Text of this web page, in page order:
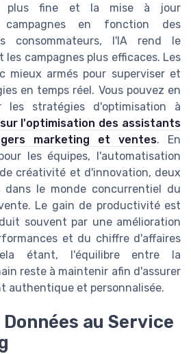
plus fine et la mise à jour
campagnes en fonction des
consommateurs, l'IA rend le
les campagnes plus efficaces. Les
mieux armés pour superviser et
en temps réel. Vous pouvez en
les stratégies d'optimisation à
l'optimisation des assistants
marketing et ventes. En
les équipes, l'automatisation
créativité et d'innovation, deux
dans le monde concurrentiel du
Le gain de productivité est
souvent par une amélioration
et du chiffre d'affaires
étant, l'équilibre entre la
reste à maintenir afin d'assurer
authentique et personnalisée.
Données au Service